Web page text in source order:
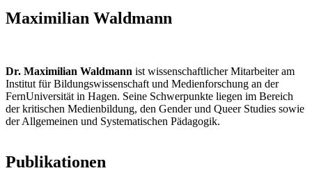
Maximilian Waldmann
Dr. Maximilian Waldmann ist wissenschaftlicher Mitarbeiter am
Institut für Bildungswissenschaft und Medienforschung an der
FernUniversität in Hagen. Seine Schwerpunkte liegen im Bereich
der kritischen Medienbildung, den Gender und Queer Studies sowie
der Allgemeinen und Systematischen Pädagogik.
Publikationen